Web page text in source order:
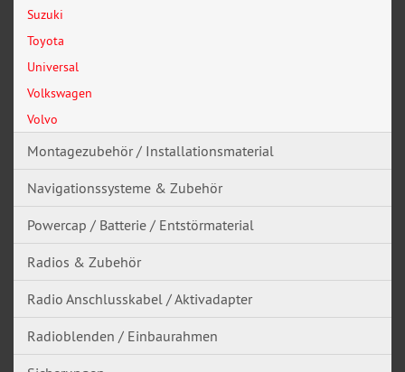
Suzuki
Toyota
Universal
Volkswagen
Volvo
Montagezubehör / Installationsmaterial
Navigationssysteme & Zubehör
Powercap / Batterie / Entstörmaterial
Radios & Zubehör
Radio Anschlusskabel / Aktivadapter
Radioblenden / Einbaurahmen